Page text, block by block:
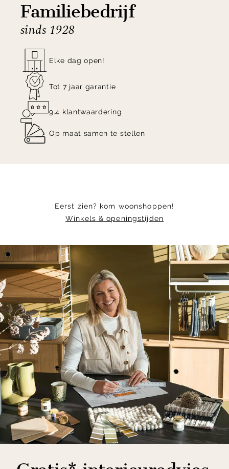
Familiebedrijf
sinds 1928
Elke dag open!
Tot 7 jaar garantie
9.4 klantwaardering
Op maat samen te stellen
Eerst zien? kom woonshoppen!
Winkels & openingstijden